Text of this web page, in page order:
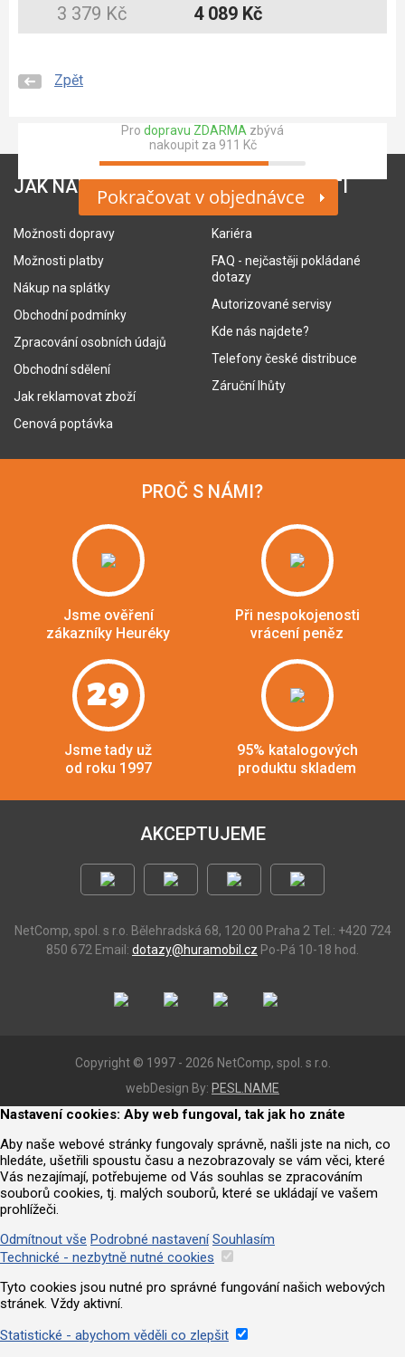
3 379 Kč 4 089 Kč
Zpět
Pro dopravu ZDARMA zbývá
nakoupit za 911 Kč
Pokračovat v objednávce
JAK NAKUPOVAT
Možnosti dopravy
Možnosti platby
Nákup na splátky
Obchodní podmínky
Zpracování osobních údajů
Obchodní sdělení
Jak reklamovat zboží
Cenová poptávka
O SPOLEČNOSTI
Kariéra
FAQ - nejčastěji pokládané
dotazy
Autorizované servisy
Kde nás najdete?
Telefony české distribuce
Záruční lhůty
PROČ S NÁMI?
Jsme ověření
zákazníky Heuréky
Při nespokojenosti
vrácení peněz
29
Jsme tady už
od roku 1997
95% katalogových
produktu skladem
AKCEPTUJEME
NetComp, spol. s r.o. Bělehradská 68, 120 00 Praha 2 Tel.: +420 724
850 672 Email: dotazy@huramobil.cz Po-Pá 10-18 hod.
Copyright © 1997 - 2026 NetComp, spol. s r.o.
webDesign By: PESL.NAME
Nastavení cookies: Aby web fungoval, tak jak ho znáte
Aby naše webové stránky fungovaly správně, našli jste na nich, co
hledáte, ušetřili spoustu času a nezobrazovaly se vám věci, které
Vás nezajímají, potřebujeme od Vás souhlas se zpracováním
souborů cookies, tj. malých souborů, které se ukládají ve vašem
prohlížeči.
Odmítnout vše Podrobné nastavení Souhlasím
Technické - nezbytně nutné cookies
Tyto cookies jsou nutné pro správné fungování našich webových
stránek. Vždy aktivní.
Statistické - abychom věděli co zlepšit